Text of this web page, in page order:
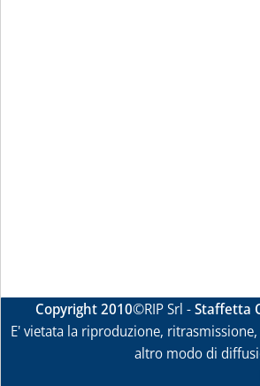
Copyright 2010©RIP Srl -Staffetta
E' vietata la riproduzione,
altro modo di